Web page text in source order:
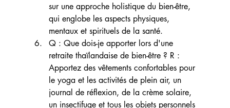
sur une approche holistique du bien-être,
qui englobe les aspects physiques,
mentaux et spirituels de la santé.
Q : Que dois-je apporter lors d'une
retraite thaïlandaise de bien-être ? R :
Apportez des vêtements confortables pour
le yoga et les activités de plein air, un
journal de réflexion, de la crème solaire,
un insectifuge et tous les objets personnels